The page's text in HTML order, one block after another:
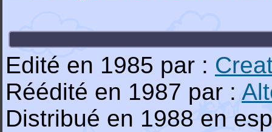
Edité en 1985 par :
Réédité en 1987 par :
Distribué en 1988 en